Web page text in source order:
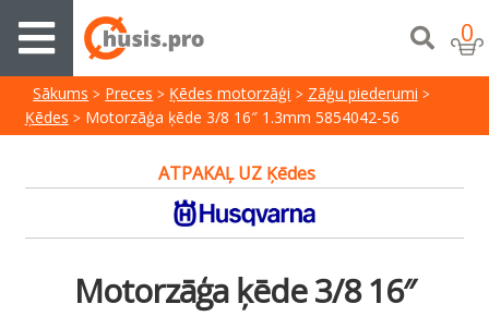
0
Sākums Preces Ķēdes motorzāģi
Zāģu piederumi
Ķēdes
Motorzāģa ķēde 3/8 16″ 1.3mm 5854042-56
ATPAKAĻ UZ Ķēdes
Motorzāģa ķēde 3/8 16″